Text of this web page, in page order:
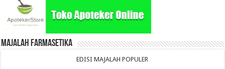
Majalah Farmasetika
EDISI MAJALAH POPULER